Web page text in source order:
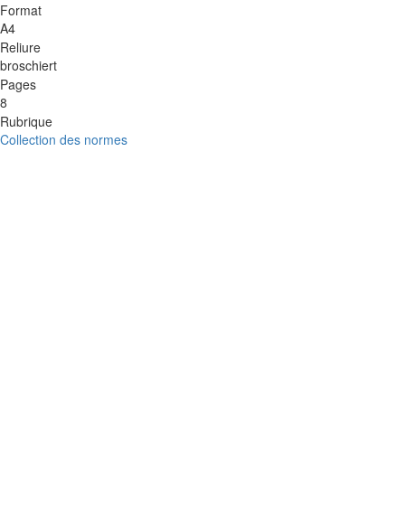
Format
A4
Reliure
broschiert
Pages
8
Rubrique
Collection des normes